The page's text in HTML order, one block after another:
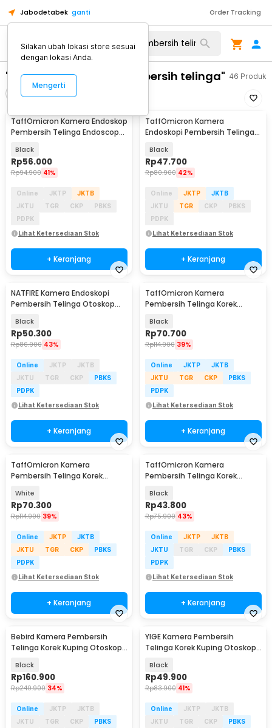
Jabodetabek ganti Order Tracking
"kamera endoskopi pembersih telinga" 46 Produk
Urutkan
TaffOmicron Kamera Endoskop
Pembersih Telinga Endoscope
Black
Rp56.000
Rp94.900 41%
Online JKTP
JKTB
JKTU
TGR CKP
PBKS
PDPK
Lihat Ketersediaan Stok
+ Keranjang
TaffOmicron Kamera
Endoskopi Pembersih Telinga
Black
Rp47.700
Rp80.900 42%
Online JKTP
JKTB
JKTU
TGR CKP
PBKS
PDPK
Lihat Ketersediaan Stok
+ Keranjang
NATFIRE Kamera Endoskopi
Pembersih Telinga Otoskop
Black
Rp50.300
Rp86.900 43%
Online JKTP
JKTB
JKTU
TGR CKP
PBKS
PDPK
Lihat Ketersediaan Stok
+ Keranjang
TaffOmicron Kamera
Pembersih Telinga Korek
NE6
Black
Rp70.700
Rp114.900 39%
Online JKTP
JKTB
JKTU
TGR CKP
PBKS
PDPK
Lihat Ketersediaan Stok
+ Keranjang
TaffOmicron Kamera
Pembersih Telinga Korek
NE6
White
Rp70.300
Rp114.900 39%
Online JKTP
JKTB
JKTU
TGR CKP
PBKS
PDPK
Lihat Ketersediaan Stok
+ Keranjang
TaffOmicron Kamera
Pembersih Telinga Korek
EU-0
Black
Rp43.800
Rp75.900 43%
Online JKTP
JKTB
JKTU
TGR CKP
PBKS
PDPK
Lihat Ketersediaan Stok
+ Keranjang
Bebird Kamera Pembersih
Telinga Korek Kuping Otoskop
Black
Rp160.900
Rp240.900 34%
Online JKTP
JKTB
JKTU
TGR CKP
PBKS
YIGE Kamera Pembersih
Telinga Korek Kuping Otoskop
Black
Rp49.900
Rp83.900 41%
Online JKTP
JKTB
JKTU
TGR CKP
PBKS
Silakan ubah lokasi store sesuai
dengan lokasi Anda.
Mengerti